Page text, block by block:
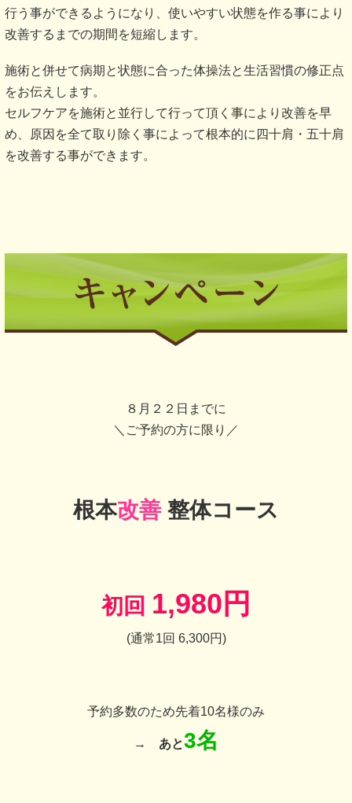
行う事ができるようになり、使いやすい状態を作る事により
改善するまでの期間を短縮します。
施術と併せて病期と状態に合った体操法と生活習慣の修正点
をお伝えします。
セルフケアを施術と並行して行って頂く事により改善を早
め、原因を全て取り除く事によって根本的に四十肩・五十肩
を改善する事ができます。
８月２２日までに
＼ご予約の方に限り／
根本改善 整体コース
初回 1,980円
(通常1回 6,300円)
予約多数のため先着10名様のみ
→ あと3名